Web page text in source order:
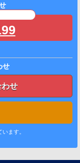
せ
わせ
ます。